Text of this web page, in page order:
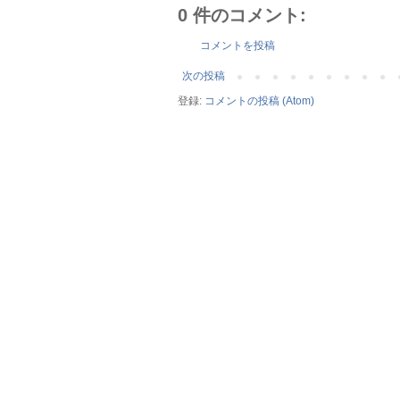
0 件のコメント:
コメントを投稿
次の投稿
登録: コメントの投稿 (Atom)